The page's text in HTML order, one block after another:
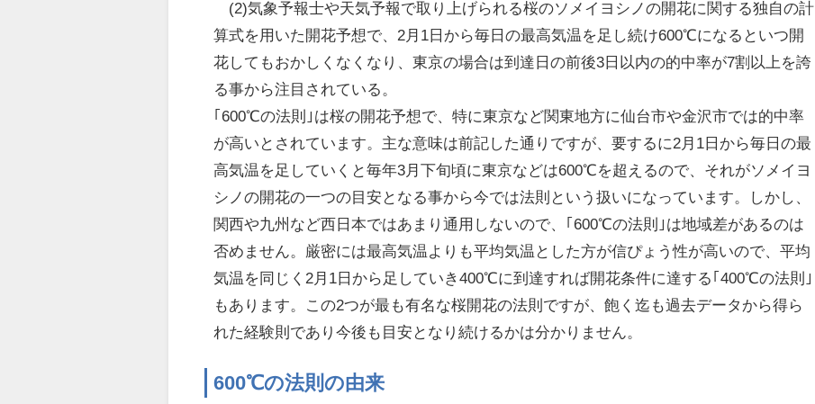
(2)気象予報士や天気予報で取り上げられる桜のソメイヨシノの開花に関する独自の計
算式を用いた開花予想で、2月1日から毎日の最高気温を足し続け600℃になるといつ開
花してもおかしくなくなり、東京の場合は到達日の前後3日以内の的中率が7割以上を誇
る事から注目されている。
｢600℃の法則｣は桜の開花予想で、特に東京など関東地方に仙台市や金沢市では的中率
が高いとされています。主な意味は前記した通りですが、要するに2月1日から毎日の最
高気温を足していくと毎年3月下旬頃に東京などは600℃を超えるので、それがソメイヨ
シノの開花の一つの目安となる事から今では法則という扱いになっています。しかし、
関西や九州など西日本ではあまり通用しないので、｢600℃の法則｣は地域差があるのは
否めません。厳密には最高気温よりも平均気温とした方が信ぴょう性が高いので、平均
気温を同じく2月1日から足していき400℃に到達すれば開花条件に達する｢400℃の法則｣
もあります。この2つが最も有名な桜開花の法則ですが、飽く迄も過去データから得ら
れた経験則であり今後も目安となり続けるかは分かりません。
600℃の法則の由来